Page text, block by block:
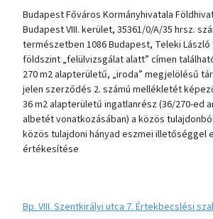
Budapest Főváros Kormányhivatala
Budapest VIII. kerület, 35361/0/A/35 hrsz.
természetben 1086 Budapest, Teleki László
földszint „felülvizsgálat alatt” címen
270 m2 alapterületű, „iroda” megjelölésű
jelen szerződés 2. számú mellékletét
36 m2 alapterületű ingatlanrész (36/270-ed
albetét vonatkozásában) a közös
közös tulajdoni hányad eszmei illetőséggel
értékesítése
Bp. VIII. Szentkirályi utca 7. Értekbecslési